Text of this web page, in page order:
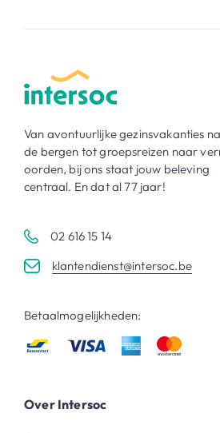
Van avontuurlijke gezinsvakanties
de bergen tot groepsreizen naar
oorden, bij ons staat jouw beleving
centraal. En dat al 77 jaar!
02 616 15 14
klantendienst@intersoc.be
Betaalmogelijkheden:
Over Intersoc